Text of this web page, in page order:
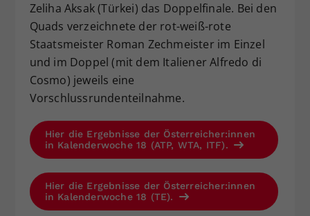
Zeliha Aksak (Türkei) das Doppelfinale. Bei den
Quads verzeichnete der rot-weiß-rote
Staatsmeister Roman Zechmeister im Einzel
und im Doppel (mit dem Italiener Alfredo di
Cosmo) jeweils eine
Vorschlussrundenteilnahme.
Hier die Ergebnisse der Österreicher:innen
in Kalenderwoche 18 (ATP, WTA, ITF).
Hier die Ergebnisse der Österreicher:innen
in Kalenderwoche 18 (TE).